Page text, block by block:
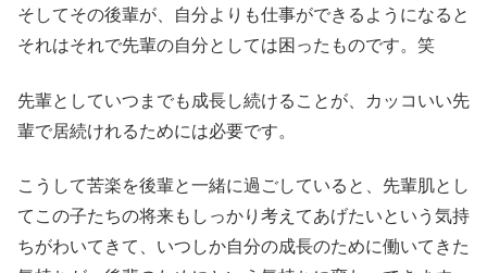
そしてその後輩が、自分よりも仕事ができるようになると
それはそれで先輩の自分としては困ったものです。笑
先輩としていつまでも成長し続けることが、カッコいい先
輩で居続けれるためには必要です。
こうして苦楽を後輩と一緒に過ごしていると、先輩肌とし
てこの子たちの将来もしっかり考えてあげたいという気持
ちがわいてきて、いつしか自分の成長のために働いてきた